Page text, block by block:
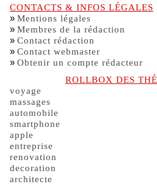
CONTACTS & INFOS LÉGALES
» Mentions légales
» Membres de la rédaction
» Contact rédaction
» Contact webmaster
» Obtenir un compte rédacteur
ROLLBOX DES
voyage
massages
automobile
smartphone
apple
entreprise
renovation
decoration
architecte